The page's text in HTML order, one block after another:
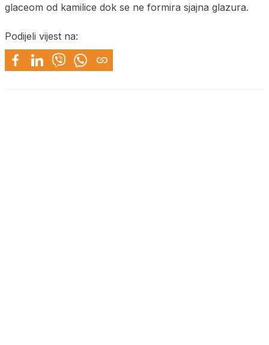
glaceom od kamilice dok se ne formira sjajna glazura.
Podijeli vijest na: